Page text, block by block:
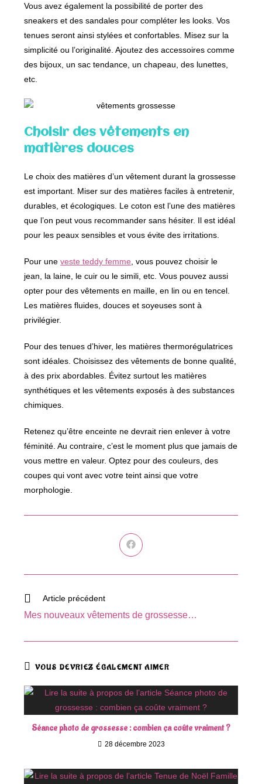
Vous avez également la possibilité de porter des
sneakers et des sandales pour compléter les looks. Vos
tenues seront ainsi stylées et confortables. Misez sur la
simplicité ou l’originalité. Ajoutez des accessoires comme
des bijoux, un sac tendance, un chapeau, des lunettes,
etc.
Choisir des vêtements en
matières douces
Le choix des matières d’un vêtement durant la grossesse
est important. Miser sur des matières faciles à entretenir,
durables, et écologiques. Le coton est l’une des matières
que l’on peut vous recommander sans hésiter. Il est idéal
pour les peaux sensibles et vous évite des irritations.
Pour uneveste teddy femme , vous pouvez choisir le
jean, la laine, le cuir ou le simili, etc. Vous pouvez aussi
opter pour des vêtements en maille, en lin ou en tencel.
Les matières fluides, douces et soyeuses sont à
privilégier.
Pour des tenues d’hiver, les matières thermorégulatrices
sont idéales. Choisissez des vêtements de bonne qualité,
à des prix abordables. Évitez surtout les matières
synthétiques et les vêtements exposés à des substances
chimiques.
Retenez qu’être enceinte ne devrait rien enlever à votre
féminité. Au contraire, c’est le moment plus que jamais de
vous mettre en valeur. Optez pour des couleurs, des
coupes qui vont avec votre teint ainsi que votre
morphologie.
Ouvrir
dans
autre
Read
articles
Article précédent
Mes nouveaux vêtements de grossesse…
VOUS DEVRIEZ ÉGALEMENT AIMER
Séance photo de grossesse : combien ça coûte vraiment ?
28 décembre 2023